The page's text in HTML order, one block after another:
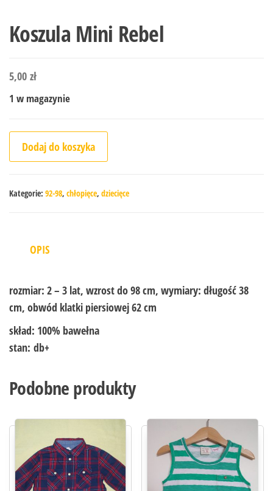
Koszula Mini Rebel
5,00 zł
1 w magazynie
ilość Koszula Mini Rebel
Dodaj do koszyka
Kategorie: 92-98, chłopięce, dziecięce
OPIS
rozmiar: 2 – 3 lat, wzrost do 98 cm, wymiary: długość 38
cm, obwód klatki piersiowej 62 cm
skład: 100% bawełna
stan: db+
Podobne produkty